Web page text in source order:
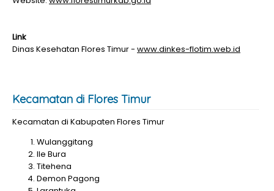
Link
Dinas Kesehatan Flores Timur - www.dinkes-flotim.web.id
Kecamatan di Flores Timur
Kecamatan di Kabupaten Flores Timur
Wulanggitang
Ile Bura
Titehena
Demon Pagong